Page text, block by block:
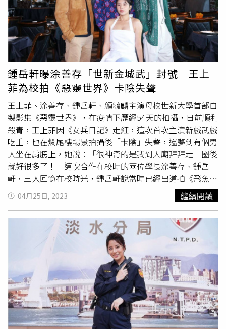
女性粉絲指名要他一對一指導。身高180公分的他，有著結
實的身材，且個性斯文自律，形象又溫柔，評臉蛋是個溫柔
小奶狗，論身材卻是猛爆小狼狗，也算是兩種理想型一次滿
足。許斐棋是職棒統一獅啦啦隊「Uni Girls」的成員，氣質
清新。（圖／翻攝自許斐棋IG）許斐棋也曾在《全明星運動
會》第四季擔任紅隊經理。（圖／翻攝自許斐棋IG）許斐棋
才25歲，氣質清新又有著魔鬼身材，現在是職棒統一獅啦啦
隊「Uni Girls」的成員，還有「純欲短髮戰神」的稱號，曾
在《全明星運動會》第四季擔任紅隊經理，高中時曾被選為
最正校花。她曾公開理想型，欣賞成熟、比自己年長，外型
韓系的男生，至於結婚年齡，她很有想法地說：「沒有什麼
一定要結婚的年齡，只有應該結婚的感情。」對於兩人是否
為男女朋友關係？張瀚元經紀人表示，「公司不會干涉藝人
私下的交友狀況 ，也請大家給他們一點交友空間 ，謝謝大
家的關心。」
姓攝影師是「網路訟棍」，遭對方提告求償，梓梓遭判須賠
償5萬元。2018年梓梓裸照又遭駭客外洩，當時她坦承2年
前確實曾有裸照外流，經紀公司則幫忙梓梓報警處理，可說
是人紅是非多。吳東震分享參演的首部戲劇作品中視《 台灣
X檔案》。（圖／取自臉書）而180公分、身材壯碩結實的
吳東震是模特兒出道，2022年他首度參與戲劇作品中視
《台灣X檔案》，近期則與「這群人」成員董芷涵（董仔）
和康茵茵等人演出網路劇《慾望七人行》。他曾分享拍攝
《台灣X檔案》的側拍照並寫下：「儘管不知道有多少人在
關注戲份也不多，但非常開心能夠詮釋這樣不平凡的角色來
作為我戲劇作品的起點，謝謝一路上幫助過我的人。」有心
要向戲劇圈邁進。 對交往同居一事，梓梓的經紀公司回
應：「公司沒有干涉女孩她們交友的部份，多交朋友也很正
常的。」經紀人解釋同團團員小雞幾乎都會去住梓梓家，其
他團員也很常去借住，「梓梓家目前也有設立是個人工作
室，比較算是偏工作空間，常常有人一起去工作開會或是練
舞都有，在梓的社群都可以看得到。」同時也表示，「其實
女孩們現在的年紀多交朋友聚在一起也很好，公司也不會干
涉太多或是限制。」而吳東震經紀公司則回應：「經紀人不
干涉藝人私下的行程，多交朋友都是好事情，謝謝大家關
鍾岳軒曝涂善存「世新金城武」封號 王上
菲為校拍《惡靈世界》卡陰失聲
王上菲、涂善存、鍾岳軒、顏毓麟主演母校世新大學首部自
製影集《惡靈世界》，在疫情下歷經54天的拍攝，日前順利
殺青，王上菲因《女兵日記》走紅，這次首次主演新戲武戲
吃重，也在爛尾樓場景拍攝後「卡陰」失聲，還夢到有個男
人坐在肩膀上，她說：「很神奇的是我到大廟拜拜走一圈後
就好很多了！」這次合作在校時的兩位學長涂善存、鍾岳
軒，三人回憶在校時光，鍾岳軒說當時已經出道拍《飛魚高
校》的涂善存就是學校風雲人物，更有「世新金城武」封
號。王上菲、涂善存、鍾岳軒、顏毓麟主演母校世新大學首
台灣X檔案》時接到母校邀請拍攝，她二話不說立刻
答應參演，她表示對世新充滿感情和感恩，一定要投入，而
在收到劇本之後，發現劇中這個角色有很吃重的武戲，而且
有很多高難度動作都是以前沒有嘗試過的，因此花了很多額
外的時間狂練拳腳，朋友看到她一身的肌肉，都開始擔心沒
有男生敢追她了，她也為戲在四層樓高的地方吊鋼絲。《惡
靈世界》經歷54天的拍攝順利殺青，主演王上菲、涂善存、
鍾岳軒、顏毓麟出席媒體餐敘宣傳。（圖／趙文彬攝）而涂
善存也是第一次拍這麼多的打戲，同樣也在七、八樓高的地
04月25日, 2023 繼續閱讀